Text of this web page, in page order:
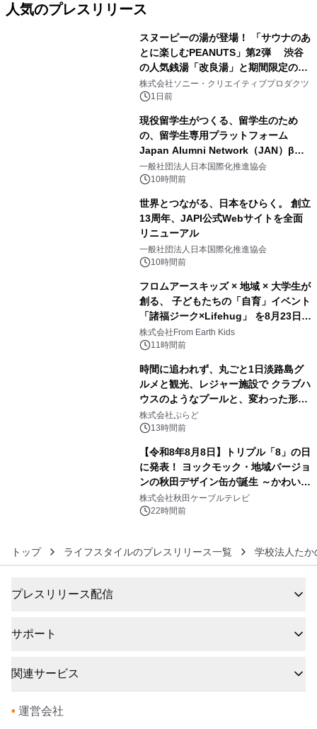
人気のプレスリリース
スヌーピーの湯が登場！ 「サウナのあ
とに楽しむPEANUTS」第2弾 渋谷
の人気銭湯「改良湯」と期間限定のコ
ラボレーション サウナイキタイコラ
ボグッズも発売決定！
株式会社ソニー・クリエイティブプロダクツ
1日前
現役留学生がつくる、留学生のため
の、留学生専用プラットフォーム
Japan Alumni Network（JAN）β版
をリリース
一般社団法人日本国際化推進協会
10時間前
世界とつながる、日本をひらく。 創立
13周年、JAPI公式Webサイトを全面
リニューアル
一般社団法人日本国際化推進協会
10時間前
フロムアースキッズ × 地域 × 大学生が
創る、 子どもたちの「自育」イベント
「諸福ジーク×Lifehug」 を8月23日
(日)開催
株式会社From Earth Kids
11時間前
時間に追われず、丸ごと1日淡路島グ
ルメと観光、レジャー施設で クラブハ
ウスのようなプールと、変わった形の
サウナも 「THE BOXY AWAJI」のお
得な素泊まり連泊プランで
株式会社ぷらど
13時間前
【令和8年8月8日】トリプル「8」の日
に発表！ ヨックモック・地域バージョ
ンの秋田デザイン缶が誕生 ～かわいい
秋田犬の子犬と秋田の四季と名所を巡
るパッケージ～ 9月1日(火)秋田県内で
株式会社秋田ケーブルテレビ
22時間前
トップ ライフスタイルのプレスリリース一覧 学校法人たか
プレスリリース配信
サポート
関連サービス
• 運営会社